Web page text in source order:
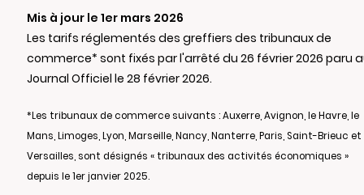
Mis à jour le 1er mars 2026
Les tarifs réglementés des greffiers des tribunaux de
commerce* sont fixés par l'arrêté du 26 février 2026 paru
Journal Officiel le 28 février 2026.
*Les tribunaux de commerce suivants : Auxerre, Avignon, le Havre, le
Mans, Limoges, Lyon, Marseille, Nancy, Nanterre, Paris, Saint-Brieuc et
Versailles, sont désignés « tribunaux des activités économiques »
depuis le 1er janvier 2025.